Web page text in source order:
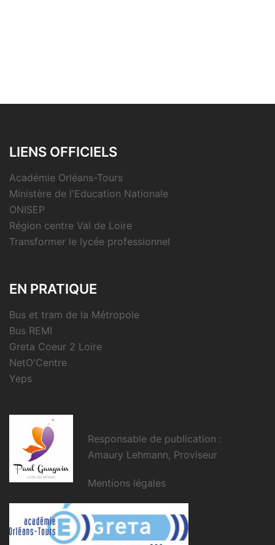
LIENS OFFICIELS
Académie Orléans-Tours
Ministère de l'Education Nationale
ONISEP
Région centre Val de Loire
Transformer le lycée professionnel
EN PRATIQUE
Bus et tram de la Métropole
Bus REMI
Greta Coeur 2 Loire
NetO'Centre
Yeps
Responsable de publication :
Amaury Lehmann, Proviseur
Mentions légales